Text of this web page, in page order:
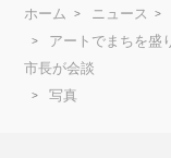
ホーム ニュース
アートでまちを盛
市長が会談
写真